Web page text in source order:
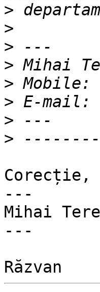
>
>
>
>
>
>
>
>
Corecție,
---
Mihai
---